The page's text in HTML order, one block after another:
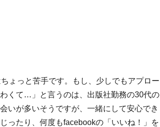
ょっと苦手です。もし、少しでもアプロー
くて…」と言うのは、出版社勤務の30代の
いが多いそうですが、一緒にして安心でき
ったり、何度もfacebookの「いいね！」を